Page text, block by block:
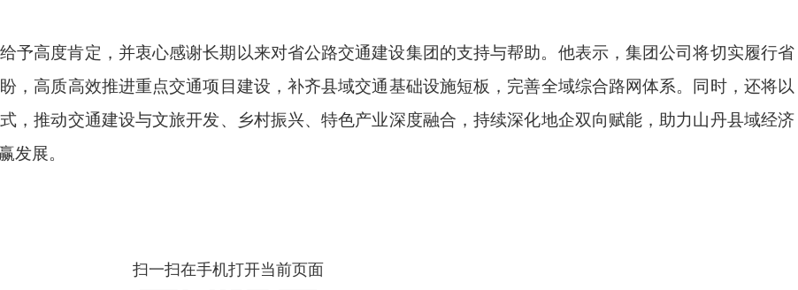
予高度肯定，并衷心感谢长期以来对省公路交通建设集团的支持与帮助。 他表示，集团公司将切实履行省
，高质高效推进重点交通项目建设，补齐县域交通基础设施短板，完善全域综合路网体系。同时，还将以
，推动交通建设与文旅开发、乡村振兴、特色产业深度融合，持续深化地企双向赋能，助力山丹县域经济
发展。
扫一扫在手机打开当前页面